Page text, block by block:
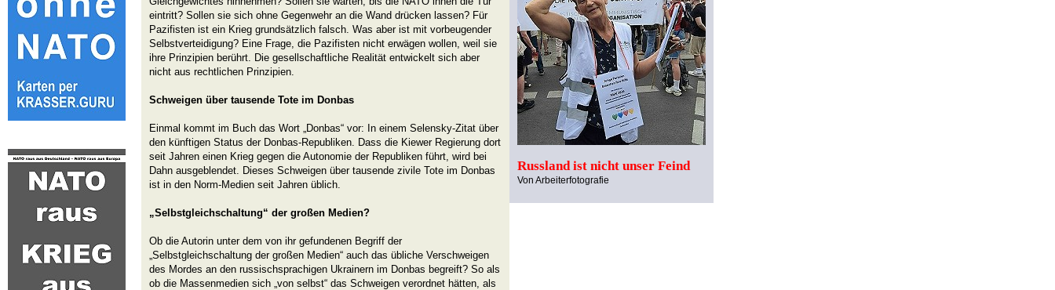
eintritt? Sollen sie sich ohne Gegenwehr an die Wand drücken lassen? Für
Pazifisten ist ein Krieg grundsätzlich falsch. Was aber ist mit vorbeugender
Selbstverteidigung? Eine Frage, die Pazifisten nicht erwägen wollen, weil sie
ihre Prinzipien berührt. Die gesellschaftliche Realität entwickelt sich aber
nicht aus rechtlichen Prinzipien.
Schweigen über tausende Tote im Donbas
Einmal kommt im Buch das Wort „Donbas“ vor: In einem Selensky-Zitat über
den künftigen Status der Donbas-Republiken. Dass die Kiewer Regierung dort
seit Jahren einen Krieg gegen die Autonomie der Republiken führt, wird bei
Dahn ausgeblendet. Dieses Schweigen über tausende zivile Tote im Donbas
ist in den Norm-Medien seit Jahren üblich.
„Selbstgleichschaltung“ der großen Medien?
Ob die Autorin unter dem von ihr gefundenen Begriff der
„Selbstgleichschaltung der großen Medien“ auch das übliche Verschweigen
des Mordes an den russischsprachigen Ukrainern im Donbas begreift? So als
ob die Massenmedien sich „von selbst“ das Schweigen verordnet hätten, als
Russland ist nicht unser Feind
Von Arbeiterfotografie